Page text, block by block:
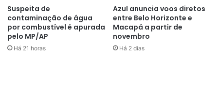
nossas escolas têm vigias
diariamente e a intensificação de
rondas que já tem apresentado
Suspeita de
contaminação de água
por combustível é apurada
pelo MP/AP
Há 21 horas
Azul anuncia voos diretos
entre Belo Horizonte e
Macapá a partir de
novembro
Há 2 dias